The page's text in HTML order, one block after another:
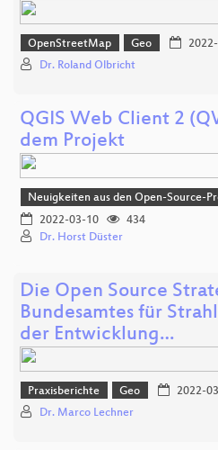
OpenStreetMap Geo
Dr. Roland Olbricht
QGIS Web Client 2
dem Projekt
Neuigkeiten aus den Open-Source-
2022-03-10
434
Dr. Horst Düster
Die Open Source
Bundesamtes für
der Entwicklung…
Praxisberichte Geo 2022-
Dr. Marco Lechner